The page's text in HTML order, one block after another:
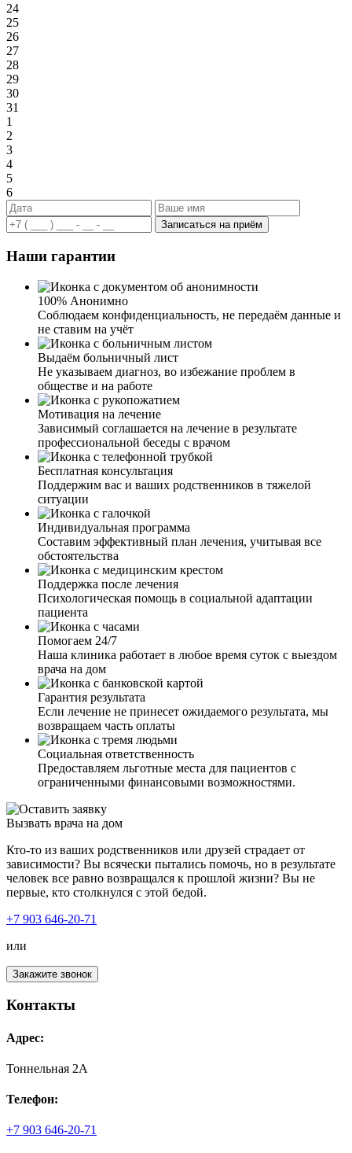
24
25
26
27
28
29
30
31
1
2
3
4
5
6
Записаться на приём
Наши гарантии
100% Анонимно
Соблюдаем конфиденциальность, не передаём данные и
не ставим на учёт
Выдаём больничный лист
Не указываем диагноз, во избежание проблем в
обществе и на работе
Мотивация на лечение
Зависимый соглашается на лечение в результате
профессиональной беседы с врачом
Бесплатная консультация
Поддержим вас и ваших родственников в тяжелой
ситуации
Индивидуальная программа
Составим эффективный план лечения, учитывая все
обстоятельства
Поддержка после лечения
Психологическая помощь в социальной адаптации
пациента
Помогаем 24/7
Наша клиника работает в любое время суток с выездом
врача на дом
Гарантия результата
Если лечение не принесет ожидаемого результата, мы
возвращаем часть оплаты
Социальная ответственность
Предоставляем льготные места для пациентов с
ограниченными финансовыми возможностями.
Вызвать врача на дом
Кто-то из ваших родственников или друзей страдает от
зависимости? Вы всячески пытались помочь, но в результате
человек все равно возвращался к прошлой жизни? Вы не
первые, кто столкнулся с этой бедой.
+7 903 646-20-71
или
Закажите звонок
Контакты
Адрес:
Тоннельная 2А
Телефон:
+7 903 646-20-71